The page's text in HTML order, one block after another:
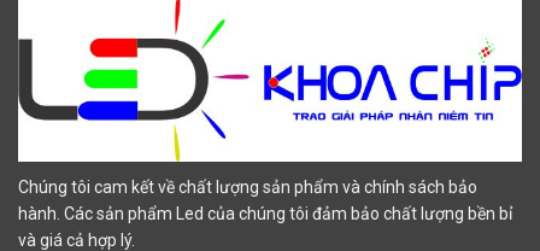
Chúng tôi cam kết về chất lượng sản phẩm và chính sách bảo
hành. Các sản phẩm Led của chúng tôi đảm bảo chất lượng bền bỉ
và giá cả hợp lý.